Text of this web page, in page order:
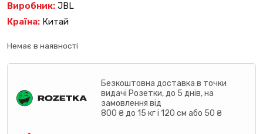
Виробник: JBL
Країна: Китай
Немає в наявності
Безкоштовна доставка в точки
видачі Розетки, до 5 днів, на
замовлення від
800 ₴ до 15 кг і 120 см або 50 ₴